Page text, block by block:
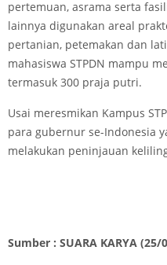
pertemuan, asrama serta
lainnya digunakan areal
pertanian, petemakan dan
mahasiswa STPDN mampu
termasuk 300 praja putri.
Usai meresmikan Kampus
para gubernur se-Indonesia
melakukan peninjauan
Sumber : SUARA KARYA (25/